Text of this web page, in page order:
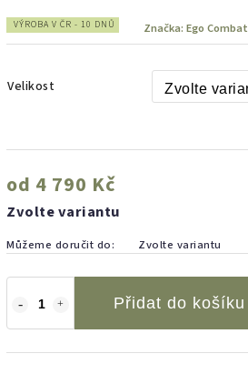
VÝROBA V ČR - 10 DNŮ Značka: Ego Combat
Velikost
od 4 790 Kč
Zvolte variantu
Můžeme doručit do: Zvolte variantu
Přidat do košíku